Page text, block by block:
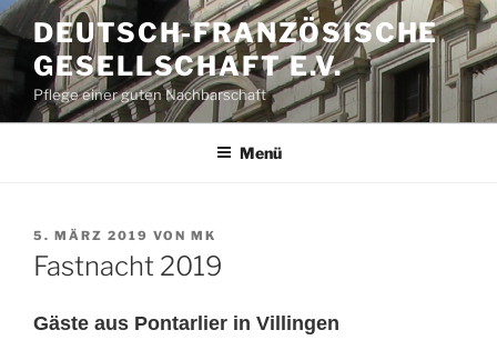
Zum
Inhalt
springen
DEUTSCH-FRANZÖSISCHE
GESELLSCHAFT E.V.
Pflege einer guten Nachbarschaft
Menü
VERÖFFENTLICHT
AM
5. MÄRZ 2019 VON MK
Fastnacht 2019
Gäste aus Pontarlier in Villingen